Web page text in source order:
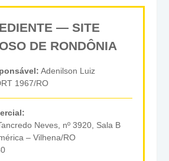
— SITE
DE RONDÔNIA
Adenilson Luiz
1967/RO
Neves, nº 3920, Sala B
– Vilhena/RO